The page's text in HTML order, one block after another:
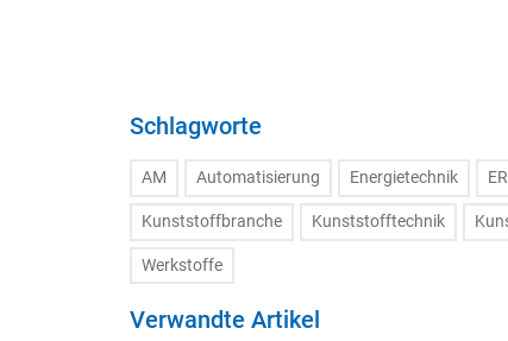
Schlagworte
AM Automatisierung Energietechnik
Kunststoffbranche Kunststofftechnik
Werkstoffe
Verwandte Artikel